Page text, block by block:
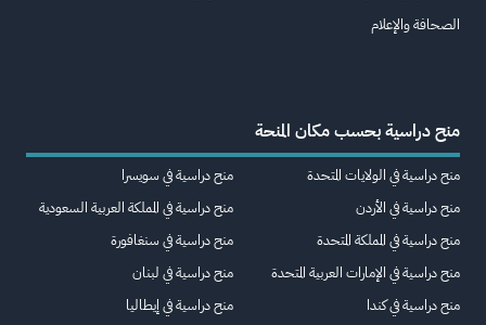
الصحافة والإعلام
منح دراسية بحسب مكان المنحة
منح دراسية في الولايات المتحدة
منح دراسية في الأردن
منح دراسية في المملكة المتحدة
منح دراسية في الإمارات العربية المتحدة
منح دراسية في كندا
منح دراسية في سويسرا
منح دراسية في المملكة العربية السعودية
منح دراسية في سنغافورة
منح دراسية في لبنان
منح دراسية في إيطاليا